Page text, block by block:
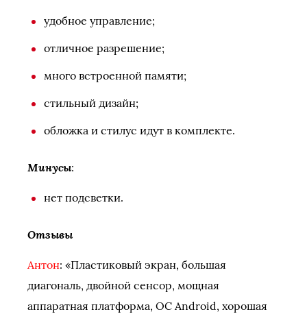
удобное управление;
отличное разрешение;
много встроенной памяти;
стильный дизайн;
обложка и стилус идут в комплекте.
Минусы:
нет подсветки.
Отзывы
Антон: «Пластиковый экран, большая
диагональ, двойной сенсор, мощная
аппаратная платформа, ОС Android, хорошая